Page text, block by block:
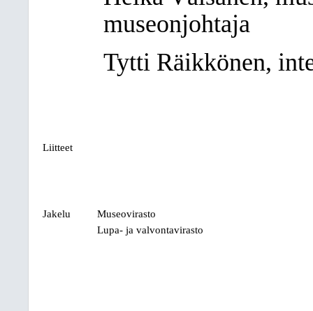
museonjohtaja
Tytti Räikkönen,
Liitteet
Jakelu
Museovirasto
Lupa- ja valvontavirasto